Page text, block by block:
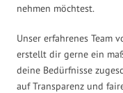
nehmen möchtest.
Unser erfahrenes Team
erstellt dir gerne ein
deine Bedürfnisse
auf Transparenz und